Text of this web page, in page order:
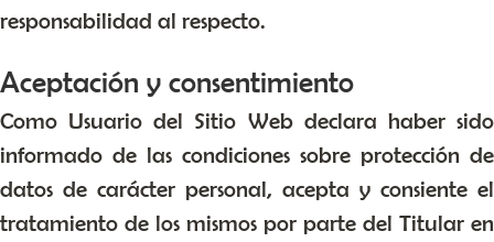
responsabilidad al respecto.
Aceptación y consentimiento
Como Usuario del Sitio Web declara haber sido
informado de las condiciones sobre protección de
datos de carácter personal, acepta y consiente el
tratamiento de los mismos por parte del Titular en